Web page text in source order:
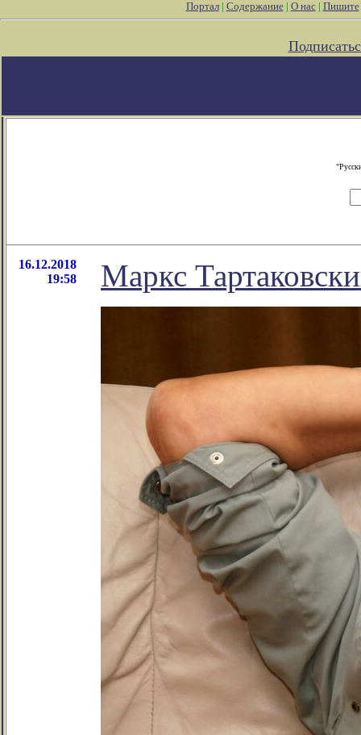
Портал| Содержание| О нас| Пишите
16.12.2018
19:58
Маркс